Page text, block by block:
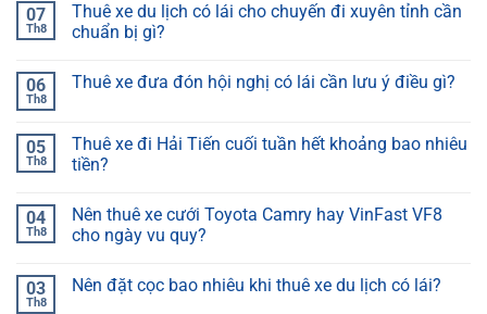
07
Th8
Thuê xe du lịch có lái cho chuyến đi xuyên tỉnh cần
chuẩn bị gì?
06
Th8
Thuê xe đưa đón hội nghị có lái cần lưu ý điều gì?
05
Th8
Thuê xe đi Hải Tiến cuối tuần hết khoảng bao nhiêu
tiền?
04
Th8
Nên thuê xe cưới Toyota Camry hay VinFast VF8
cho ngày vu quy?
03
Th8
Nên đặt cọc bao nhiêu khi thuê xe du lịch có lái?